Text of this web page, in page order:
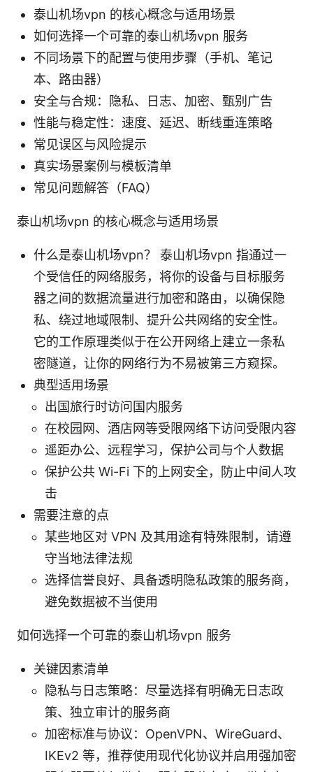
泰山机场vpn 的核心概念与适用场景
如何选择一个可靠的泰山机场vpn 服务
不同场景下的配置与使用步骤（手机、笔记
本、路由器）
安全与合规：隐私、日志、加密、甄别广告
性能与稳定性：速度、延迟、断线重连策略
常见误区与风险提示
真实场景案例与模板清单
常见问题解答（FAQ）
泰山机场vpn 的核心概念与适用场景
什么是泰山机场vpn？ 泰山机场vpn 指通过一
个受信任的网络服务，将你的设备与目标服务
器之间的数据流量进行加密和路由，以确保隐
私、绕过地域限制、提升公共网络的安全性。
它的工作原理类似于在公开网络上建立一条私
密隧道，让你的网络行为不易被第三方窥探。
典型适用场景
出国旅行时访问国内服务
在校园网、酒店网等受限网络下访问受限内容
遥距办公、远程学习，保护公司与个人数据
保护公共 Wi-Fi 下的上网安全，防止中间人攻
击
需要注意的点
某些地区对 VPN 及其用途有特殊限制，请遵
守当地法律法规
选择信誉良好、具备透明隐私政策的服务商，
避免数据被不当使用
如何选择一个可靠的泰山机场vpn 服务
关键因素清单
隐私与日志策略：尽量选择有明确无日志政
策、独立审计的服务商
加密标准与协议：OpenVPN、WireGuard、
IKEv2 等，推荐使用现代化协议并启用强加密